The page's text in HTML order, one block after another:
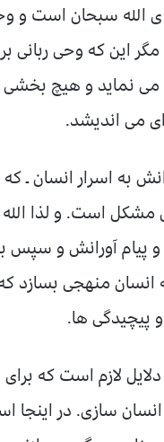
الله سبحان است و
این که وحی ربانی
نماید و هیچ بخشی
می اندیشد.
به اسرار انسان ـ
است. و لذا
و پیام آورانش و سپس
منهجی بسازد که
و پیچیدگی ها.
لازم است که
سازی. در اینجا